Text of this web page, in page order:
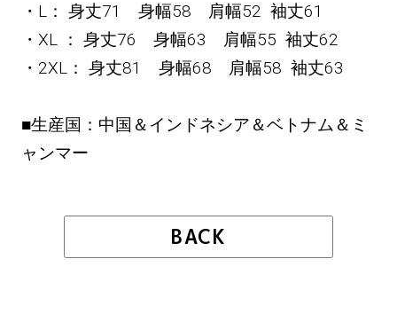
・L： 身丈71 身幅58 肩幅52 袖丈61
・XL ： 身丈76 身幅63 肩幅55 袖丈62
・2XL： 身丈81 身幅68 肩幅58 袖丈63
■生産国：中国＆インドネシア＆ベトナム＆ミ
ャンマー
BACK